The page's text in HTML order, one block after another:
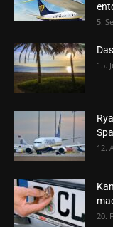
5.
15.
12.
20.